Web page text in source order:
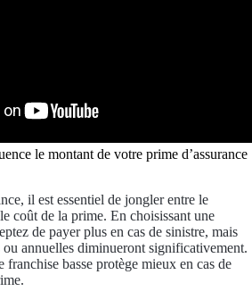
le montant de votre prime d’assurance
il est essentiel de jongler entre le
coût de la prime. En choisissant une
de payer plus en cas de sinistre, mais
ou annuelles diminueront significativement.
franchise basse protège mieux en cas de